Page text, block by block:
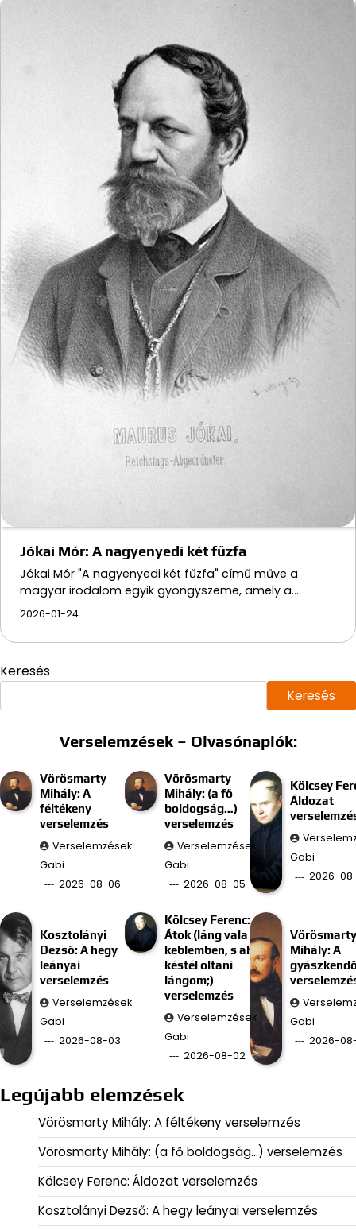
Jókai Mór: A nagyenyedi két fűzfa
Jókai Mór "A nagyenyedi két fűzfa" című műve a
magyar irodalom egyik gyöngyszeme, amely a…
2026-01-24
Keresés
Keresés
Verselemzések – Olvasónaplók:
Vörösmarty
Mihály: A
féltékeny
verselemzés
Verselemzések
Gabi
2026-08-06
Vörösmarty
Mihály: (a fő
boldogság…)
verselemzés
Verselemzések
Gabi
2026-08-05
Kölcsey
Áldozat
Gabi
2026-
Kosztolányi
Dezső: A hegy
leányai
verselemzés
Verselemzések
Gabi
2026-08-03
Kölcsey Ferenc:
Átok (láng vala
keblemben, s ah
késtél oltani
lángom;)
verselemzés
Verselemzések
Gabi
2026-08-02
Vörösmarty
Mihály: A
Gabi
2026-
Legújabb elemzések
Vörösmarty Mihály: A féltékeny verselemzés
Vörösmarty Mihály: (a fő boldogság…) verselemzés
Kölcsey Ferenc: Áldozat verselemzés
Kosztolányi Dezső: A hegy leányai verselemzés